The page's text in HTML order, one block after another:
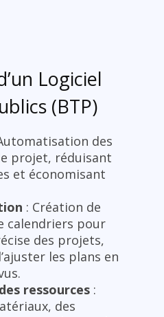
Logiciel
(BTP)
des
projet, réduisant
et économisant
: Création de
calendriers pour
des projets,
les plans en
ressources :
des